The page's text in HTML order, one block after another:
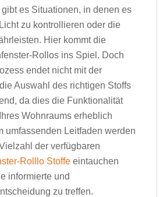
es Situationen, in denen es
zu kontrollieren oder die
Hier kommt die
Rollos ins Spiel. Doch
endet nicht mit der
Auswahl des richtigen Stoffs
da dies die Funktionalität
Wohnraums erheblich
umfassenden Leitfaden werden
der verfügbaren
Rolllo Stoffe eintauchen
informierte und
zu treffen.